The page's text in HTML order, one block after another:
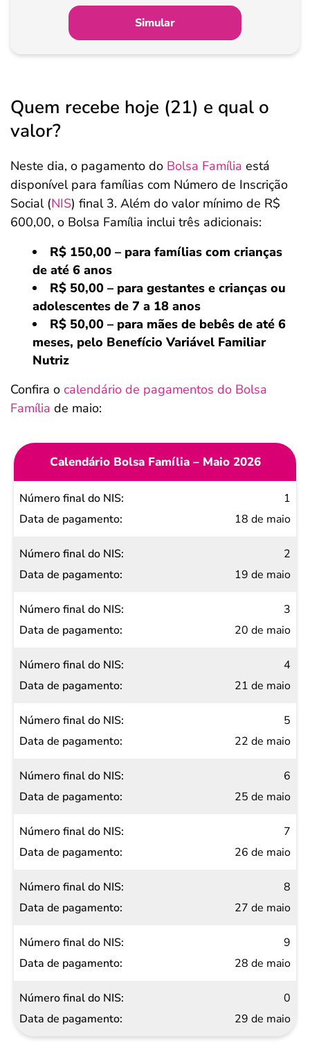
Simular
Quem recebe hoje (21) e qual o
valor?
Neste dia, o pagamento do Bolsa Família está
disponível para famílias com Número de Inscrição
Social (NIS) final 3. Além do valor mínimo de R$
600,00, o Bolsa Família inclui três adicionais:
R$ 150,00 – para famílias com crianças
de até 6 anos
R$ 50,00 – para gestantes e crianças ou
adolescentes de 7 a 18 anos
R$ 50,00 – para mães de bebês de até 6
meses, pelo Benefício Variável Familiar
Nutriz
Confira o calendário de pagamentos do Bolsa
Família de maio:
Calendário Bolsa Família – Maio 2026
Número
final do
Data de
pagamento
1
18 de maio
2
19 de maio
3
20 de maio
4
21 de maio
5
22 de maio
6
25 de maio
7
26 de maio
8
27 de maio
9
28 de maio
0
29 de maio